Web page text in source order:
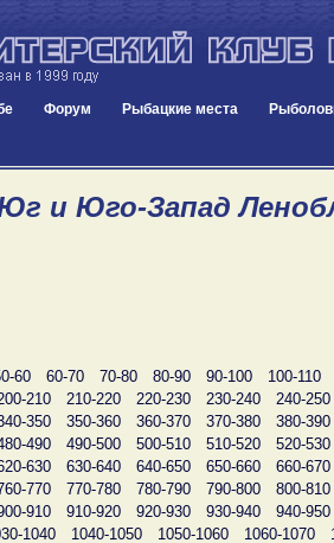
Форум Рыбацкие места
и Юго-Запад
60 60-70 70-80 80-90 90-100 100-110
210 210-220 220-230 230-240 240-250
350 350-360 360-370 370-380 380-390
490 490-500 500-510 510-520 520-530
630 630-640 640-650 650-660 660-670
770 770-780 780-790 790-800 800-810
910 910-920 920-930 930-940 940-950
1040 1040-1050 1050-1060 1060-1070